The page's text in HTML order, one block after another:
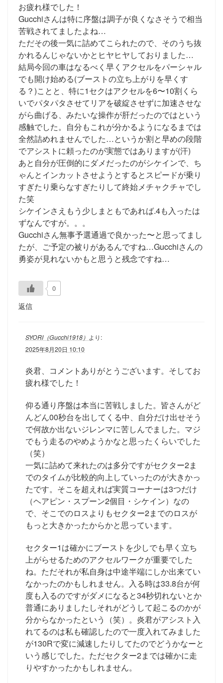
お疲れ様でした！
Gucchiさんは特に序盤は調子が良くなさそうで相当
苦戦されてましたよね…
ただその後一気に詰めてこられたので、そのうち抜
かれるんじゃないかとヒヤヒヤしておりました…
結局今回の車はなるべく早くアクセルをパーシャル
でも開け始める(ブーストの立ち上がりを早くす
る？)ことと、特に1セクはアクセルを6〜10割くら
いでパタパタさせてリアを破綻させずに加速させな
がら曲げる、みたいな操作が肝だったのではという
感触でした。自分もこれが分かるようになるまでは
全然詰めれませんでした…というか割と早めの段階
でアシストに頼ったのが実態ではありますが(汗)
あと自分が圧倒的にダメだったのがシケインで、ち
ゃんとインカットさせようとするとスピードが乗り
すぎたり乗らなすぎたりして終始メチャクチャでし
た笑
シケインさえもう少しまともであれば.4も入ったは
ずなんですが。。。
Gucchiさん無事予選通過で良かった〜と思ってまし
たが、ご予定の被りがあるんですね…Gucchiさんの
勇姿が見れないかもと思うと残念ですね…
0
返信
SYORI（Gucchi1918） より:
2025年8月20日 10:10
炎君、コメントありがとうございます。そしてお
疲れ様でした！
仰る通り序盤は本当に苦戦しました。皆さんがど
んどん00秒台を出してくる中、自分だけ出せそう
で何故か出ないジレンマに苦しんでました。マジ
でもう走るのやめようかなと思ったくらいでした
（笑）
一気に詰めて来れたのは多分ですがセクター2ま
でのタイムが比較的向上していったのが大きかっ
たです。そこを超えれば実質コーナーは3つだけ
（ヘアピン・スプーン2個目・シケイン）なの
で、そこでのロスよりもセクター2までのロスが
もっと大きかったからかと思っています。
セクター1は確かにブーストを少しでも早く立ち
上がらせるためのアクセルワークが重要でした
ね。ただそれが私自身は中途半端にしか出来てい
なかったのかもしれません。入る時は33.8台が何
度も入るのですがダメになると34秒切れないとか
普通にありましたしそれがどうして起こるのかが
分からなかったという（笑）。炎君がアシスト入
れてるのは私も確認したので一度入れてみました
が130Rで変に減速したりしてたのでどうかなーと
いう感じでした。ただセクター2までは確かに走
りやすかったかもしれません。